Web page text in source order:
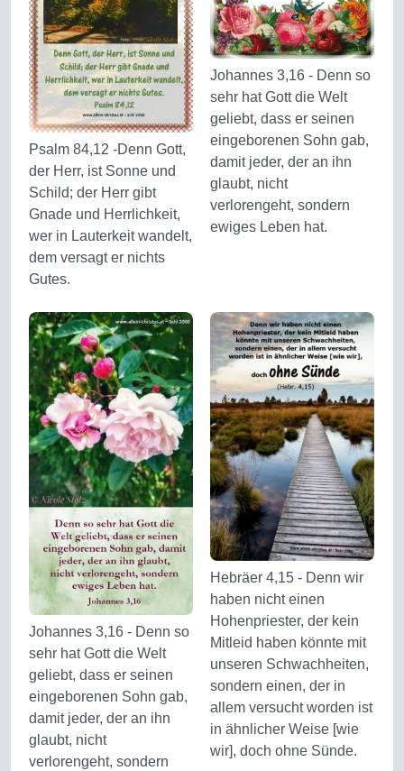
Psalm 84,12 -Denn Gott,
der Herr, ist Sonne und
Schild; der Herr gibt
Gnade und Herrlichkeit,
wer in Lauterkeit wandelt,
dem versagt er nichts
Gutes.
Johannes 3,16 - Denn so
sehr hat Gott die Welt
geliebt, dass er seinen
eingeborenen Sohn gab,
damit jeder, der an ihn
glaubt, nicht
verlorengeht, sondern
ewiges Leben hat.
Johannes 3,16 - Denn so
sehr hat Gott die Welt
geliebt, dass er seinen
eingeborenen Sohn gab,
damit jeder, der an ihn
glaubt, nicht
verlorengeht, sondern
Hebräer 4,15 - Denn wir
haben nicht einen
Hohenpriester, der kein
Mitleid haben könnte mit
unseren Schwachheiten,
sondern einen, der in
allem versucht worden ist
in ähnlicher Weise [wie
wir], doch ohne Sünde.